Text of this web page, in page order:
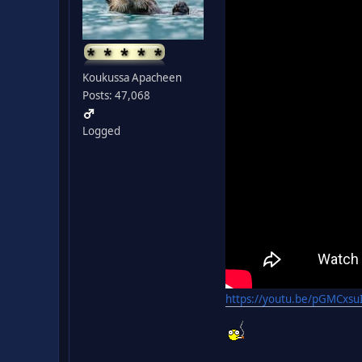
Koukussa Apacheen
Posts: 47,068
Logged
https://youtu.be/